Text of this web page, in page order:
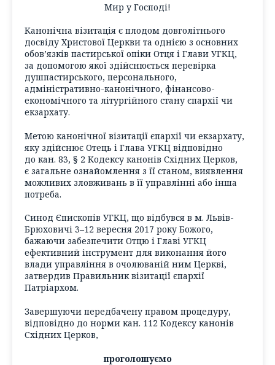
Мир у Господі!
Канонічна візитація є плодом довголітнього
досвіду Христової Церкви та однією з основних
обов’язків пастирської опіки Отця і Глави УГКЦ,
за допомогою якої здійснюється перевірка
душпастирського, персонального,
адміністративно-канонічного, фінансово-
економічного та літургійного стану єпархії чи
екзархату.
Метою канонічної візитації єпархії чи екзархату,
яку здійснює Отець і Глава УГКЦ відповідно
до кан. 83, § 2 Кодексу канонів Східних Церков,
є загальне ознайомлення з її станом, виявлення
можливих зловживань в її управлінні або інша
потреба.
Синод Єпископів УГКЦ, що відбувся в м. Львів-
Брюховичі 3–12 вересня 2017 року Божого,
бажаючи забезпечити Отцю і Главі УГКЦ
ефективний інструмент для виконання його
влади управління в очолюваній ним Церкві,
затвердив Правильник візитації єпархії
Патріархом.
Завершуючи передбачену правом процедуру,
відповідно до норми кан. 112 Кодексу канонів
Східних Церков,
проголошуємо